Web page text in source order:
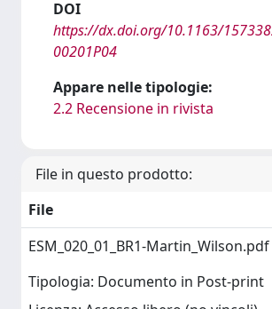
DOI
https://dx.doi.org/10.1163/
00201P04
Appare nelle tipologie:
2.2 Recensione in rivista
File in questo prodotto:
File
ESM_020_01_BR1-Martin_Wilson.pdf
Tipologia: Documento in Post-print